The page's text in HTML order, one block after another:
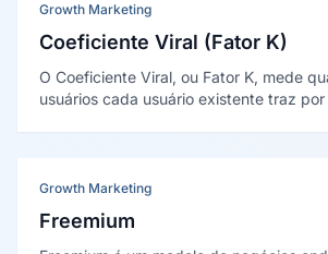
Growth Marketing
Coeficiente Viral (Fator K)
O Coeficiente Viral, ou Fator K, mede
usuários cada usuário existente traz
Growth Marketing
Freemium